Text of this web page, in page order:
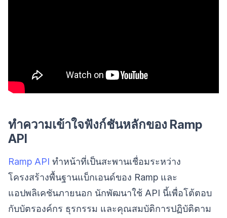
ทำความเข้าใจฟังก์ชันหลักของ Ramp
API
Ramp API ทำหน้าที่เป็นสะพานเชื่อมระหว่าง
โครงสร้างพื้นฐานแบ็กเอนด์ของ Ramp และ
แอปพลิเคชันภายนอก นักพัฒนาใช้ API นี้เพื่อโต้ตอบ
กับบัตรองค์กร ธุรกรรม และคุณสมบัติการปฏิบัติตาม